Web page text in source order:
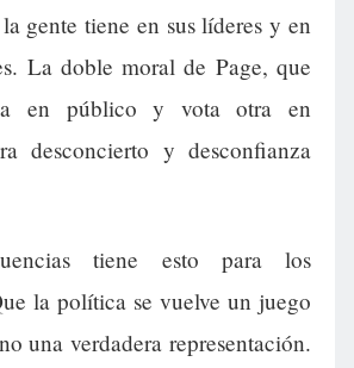
gente tiene en sus líderes y en
La doble moral de Page, que
en público y vota otra en
desconcierto y desconfianza
tiene esto para los
la política se vuelve un juego
una verdadera representación.